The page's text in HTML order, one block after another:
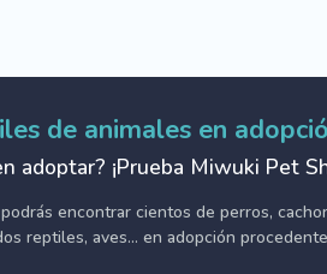
de animales en
adoptar? ¡Prueba Miwuki Pet
encontrar cientos de perros,
reptiles, aves... en adopción